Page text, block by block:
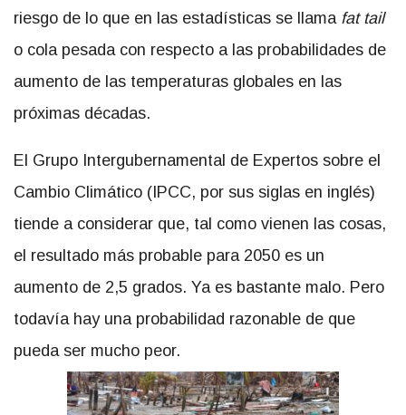
riesgo de lo que en las estadísticas se llama fat tail
o cola pesada con respecto a las probabilidades de
aumento de las temperaturas globales en las
próximas décadas.
El Grupo Intergubernamental de Expertos sobre el
Cambio Climático (IPCC, por sus siglas en inglés)
tiende a considerar que, tal como vienen las cosas,
el resultado más probable para 2050 es un
aumento de 2,5 grados. Ya es bastante malo. Pero
todavía hay una probabilidad razonable de que
pueda ser mucho peor.